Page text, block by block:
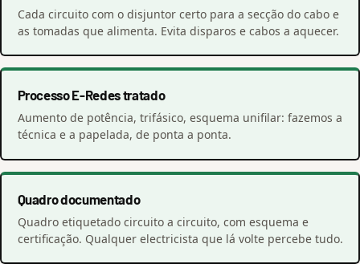
Cada circuito com o disjuntor certo para a secção do cabo e
as tomadas que alimenta. Evita disparos e cabos a aquecer.
Processo E-Redes tratado
Aumento de potência, trifásico, esquema unifilar: fazemos a
técnica e a papelada, de ponta a ponta.
Quadro documentado
Quadro etiquetado circuito a circuito, com esquema e
certificação. Qualquer electricista que lá volte percebe tudo.